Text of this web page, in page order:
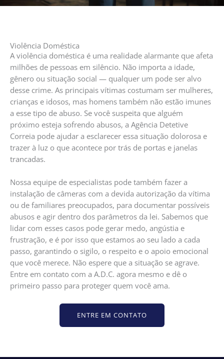
Violência Doméstica
A violência doméstica é uma realidade alarmante que afeta
milhões de pessoas em silêncio. Não importa a idade,
gênero ou situação social — qualquer um pode ser alvo
desse crime. As principais vítimas costumam ser mulheres,
crianças e idosos, mas homens também não estão imunes
a esse tipo de abuso. Se você suspeita que alguém
próximo esteja sofrendo abusos, a Agência Detetive
Correia pode ajudar a esclarecer essa situação dolorosa e
trazer à luz o que acontece por trás de portas e janelas
trancadas.
Nossa equipe de especialistas pode também fazer a
instalação de câmeras com a devida autorização da vítima
ou de familiares preocupados, para documentar possíveis
abusos e agir dentro dos parâmetros da lei. Sabemos que
lidar com esses casos pode gerar medo, angústia e
frustração, e é por isso que estamos ao seu lado a cada
passo, garantindo o sigilo, o respeito e o apoio emocional
que você merece. Não espere que a situação se agrave.
Entre em contato com a A.D.C. agora mesmo e dê o
primeiro passo para proteger quem você ama.
ENTRE EM CONTATO